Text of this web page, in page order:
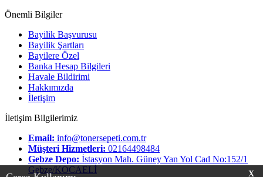
X
Önemli Bilgiler
Bayilik Başvurusu
Bayilik Şartları
Bayilere Özel
Banka Hesap Bilgileri
Havale Bildirimi
Hakkımızda
İletişim
İletişim Bilgilerimiz
Email: info@tonersepeti.com.tr
Müşteri Hizmetleri: 02164498484
Gebze Depo: İstasyon Mah. Güney Yan Yol Cad No:152/1
Gebze/KOCAELİ